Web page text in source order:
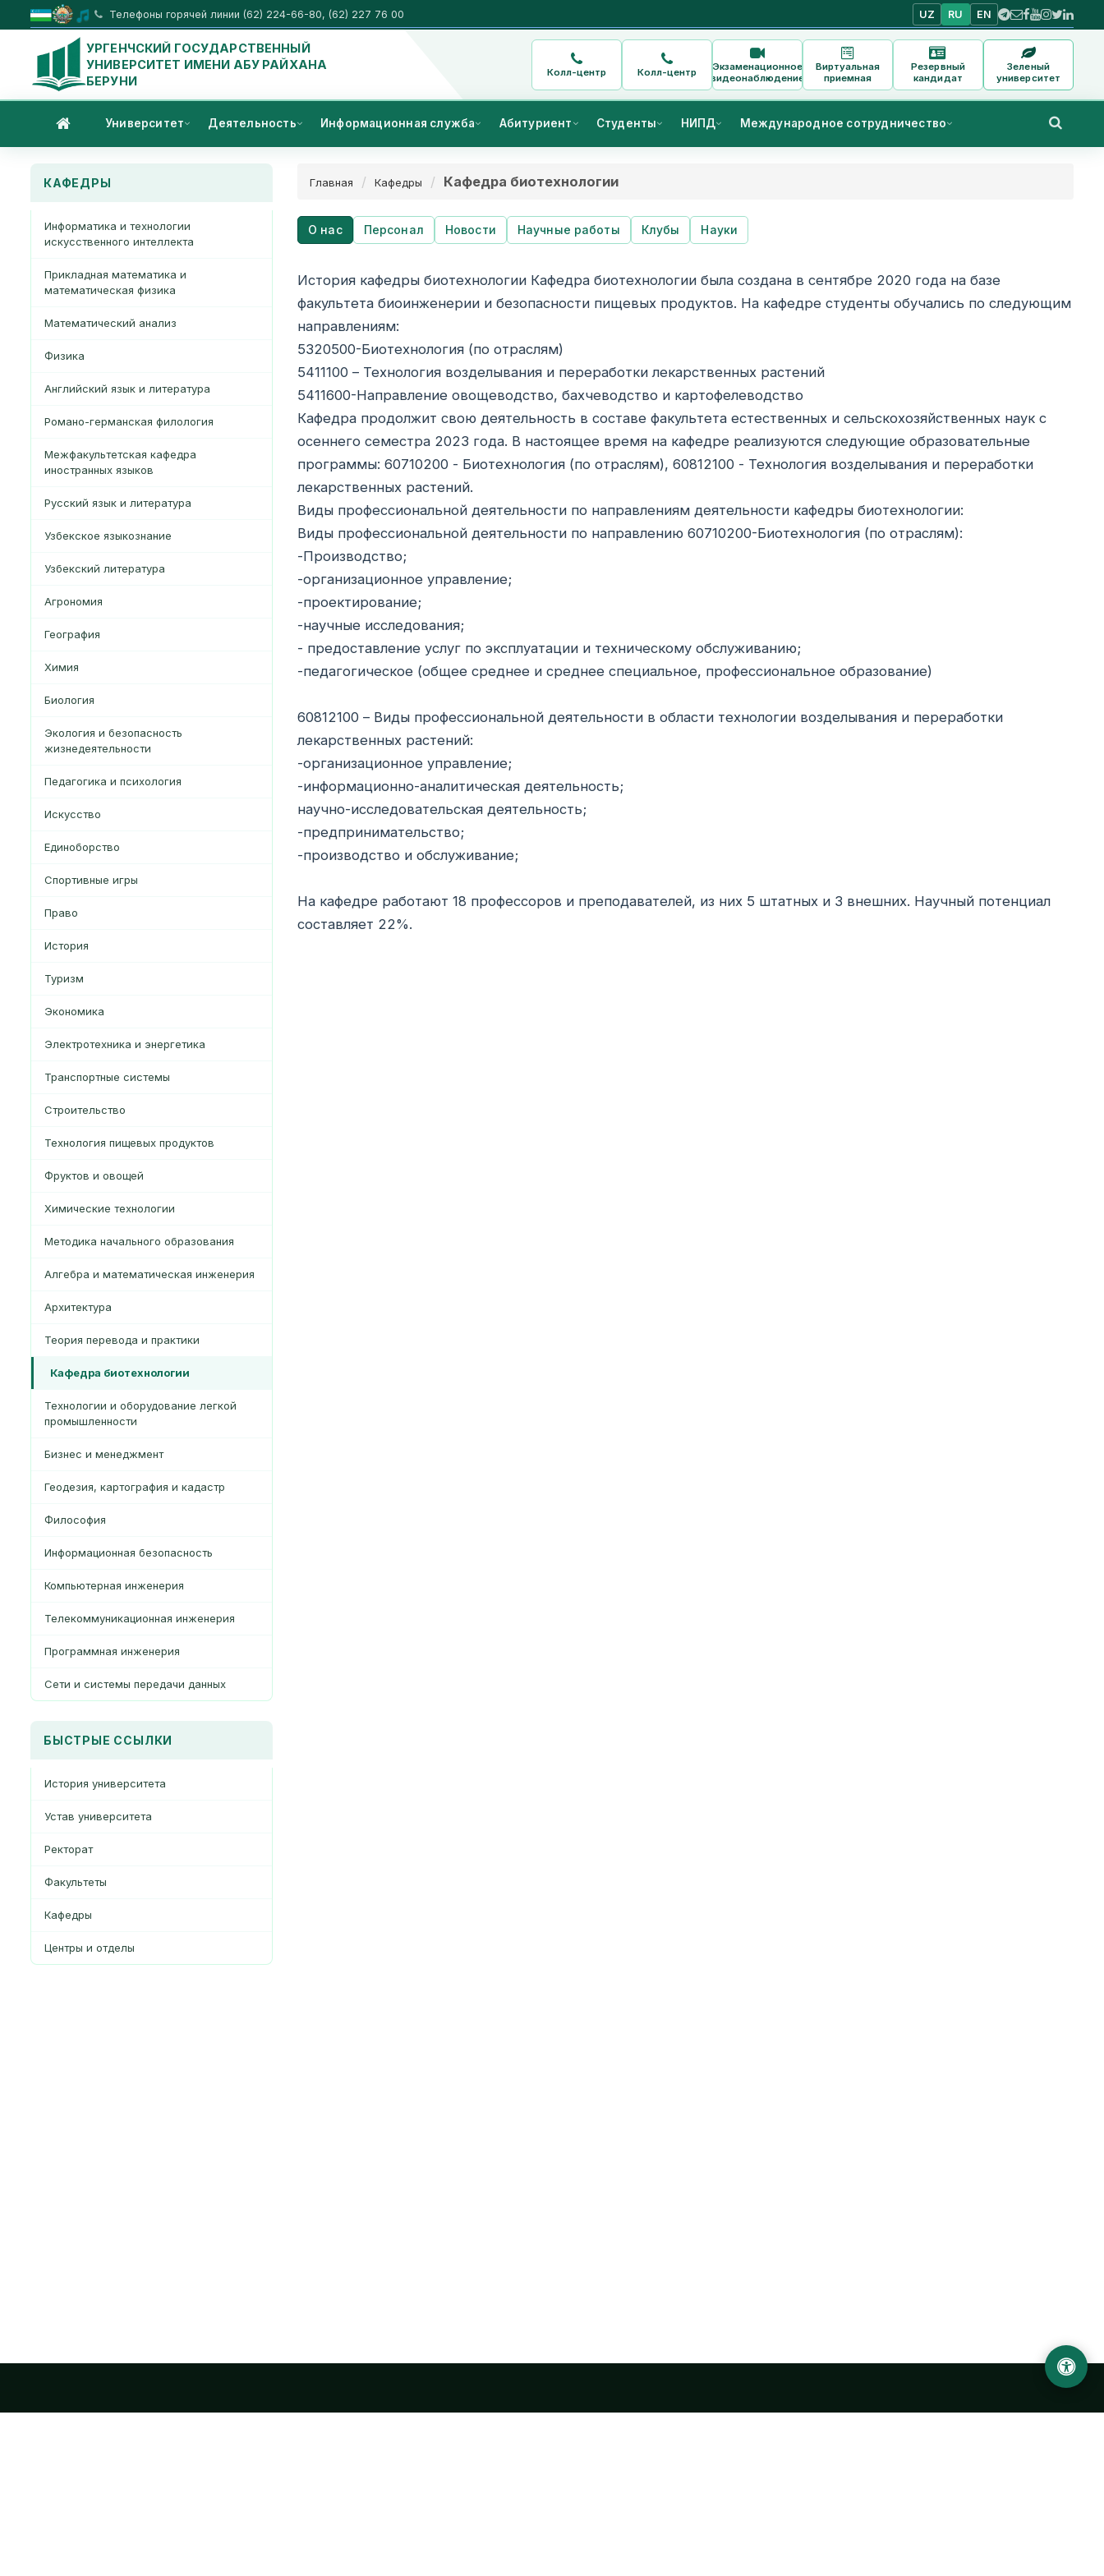
Телефоны горячей линии (62) 224-66-80, (62) 227 76 00 UZ RU EN
УРГЕНЧСКИЙ ГОСУДАРСТВЕННЫЙ
УНИВЕРСИТЕТ ИМЕНИ АБУ РАЙХАНА
БЕРУНИ
Колл-центр Колл-центр
Экзаменационное
видеонаблюдение
Виртуальная
приемная
Резервный
кандидат
Зеленый
университет
Университет Деятельность Информационная служба Абитуриент Студенты НИПД Международное сотрудничество
КАФЕДРЫ
Информатика и технологии
искусственного интеллекта
Прикладная математика и
математическая физика
Математический анализ
Физика
Английский язык и литература
Романо-германская филология
Межфакультетская кафедра
иностранных языков
Русский язык и литература
Узбекское языкознание
Узбекский литература
Агрономия
География
Xимия
Биология
Экология и безопасность
жизнедеятельности
Педагогика и психология
Искусство
Единоборство
Спортивные игры
Право
История
Туризм
Экономика
Электротехника и энергетика
Транспортные системы
Строительство
Технология пищевых продуктов
Фруктов и овощей
Химические технологии
Методика начального образования
Алгебра и математическая инженерия
Архитектура
Теория перевода и практики
Кафедра биотехнологии
Технологии и оборудование легкой
промышленности
Бизнес и менеджмент
Геодезия, картография и кадастр
Философия
Информационная безопасность
Компьютерная инженерия
Телекоммуникационная инженерия
Программная инженерия
Сети и системы передачи данных
БЫСТРЫЕ ССЫЛКИ
История университета
Устав университета
Ректорат
Факультеты
Кафедры
Центры и отделы
Главная Кафедры Кафедра биотехнологии
О нас Персонал Новости Научные работы Клубы Науки
История кафедры биотехнологии Кафедра биотехнологии была создана в сентябре 2020 года на базе
факультета биоинженерии и безопасности пищевых продуктов. На кафедре студенты обучались по следующим
направлениям:
5320500-Биотехнология (по отраслям)
5411100 – Технология возделывания и переработки лекарственных растений
5411600-Направление овощеводство, бахчеводство и картофелеводство
Кафедра продолжит свою деятельность в составе факультета естественных и сельскохозяйственных наук с
осеннего семестра 2023 года. В настоящее время на кафедре реализуются следующие образовательные
программы: 60710200 - Биотехнология (по отраслям), 60812100 - Технология возделывания и переработки
лекарственных растений.
Виды профессиональной деятельности по направлениям деятельности кафедры биотехнологии:
Виды профессиональной деятельности по направлению 60710200-Биотехнология (по отраслям):
-Производство;
-организационное управление;
-проектирование;
-научные исследования;
- предоставление услуг по эксплуатации и техническому обслуживанию;
-педагогическое (общее среднее и среднее специальное, профессиональное образование)
60812100 – Виды профессиональной деятельности в области технологии возделывания и переработки
лекарственных растений:
-организационное управление;
-информационно-аналитическая деятельность;
научно-исследовательская деятельность;
-предпринимательство;
-производство и обслуживание;
На кафедре работают 18 профессоров и преподавателей, из них 5 штатных и 3 внешних. Научный потенциал
составляет 22%.